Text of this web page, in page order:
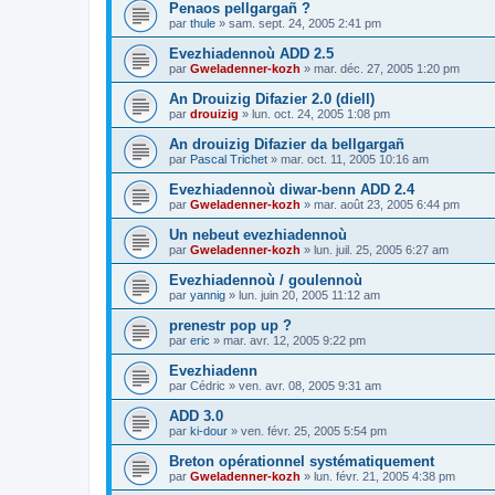
Penaos pellgargañ ?
par thule » sam. sept. 24, 2005 2:41 pm
Evezhiadennoù ADD 2.5
par Gweladenner-kozh » mar. déc. 27, 2005 1:20 pm
An Drouizig Difazier 2.0 (diell)
par drouizig » lun. oct. 24, 2005 1:08 pm
An drouizig Difazier da bellgargañ
par Pascal Trichet » mar. oct. 11, 2005 10:16 am
Evezhiadennoù diwar-benn ADD 2.4
par Gweladenner-kozh » mar. août 23, 2005 6:44 pm
Un nebeut evezhiadennoù
par Gweladenner-kozh » lun. juil. 25, 2005 6:27 am
Evezhiadennoù / goulennoù
par yannig » lun. juin 20, 2005 11:12 am
prenestr pop up ?
par eric » mar. avr. 12, 2005 9:22 pm
Evezhiadenn
par Cédric » ven. avr. 08, 2005 9:31 am
ADD 3.0
par ki-dour » ven. févr. 25, 2005 5:54 pm
Breton opérationnel systématiquement
par Gweladenner-kozh » lun. févr. 21, 2005 4:38 pm